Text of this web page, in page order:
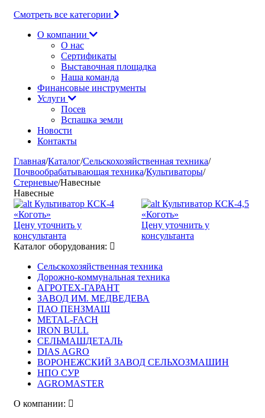
Смотреть все категории
О компании
О нас
Сертификаты
Выставочная площадка
Наша команда
Финансовые инструменты
Услуги
Посев
Вспашка земли
Новости
Контакты
Главная/Каталог/Сельскохозяйственная техника/
Почвообрабатывающая техника/Культиваторы/
Стерневые/Навесные
Навесные
Культиватор КСК-4
«Коготь»
Цену уточнить у
консультанта
Культиватор КСК-4,5
«Коготь»
Цену уточнить у
консультанта
Каталог оборудования:
Сельскохозяйственная техника
Дорожно-коммунальная техника
АГРОТЕХ-ГАРАНТ
ЗАВОД ИМ. МЕДВЕДЕВА
ПАО ПЕНЗМАШ
METAL-FACH
IRON BULL
СЕЛЬМАШДЕТАЛЬ
DIAS AGRO
ВОРОНЕЖСКИЙ ЗАВОД СЕЛЬХОЗМАШИН
НПО СУР
AGROMASTER
О компании: